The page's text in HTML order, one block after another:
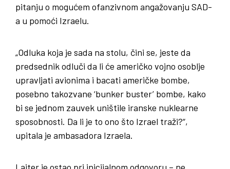
pitanju o mogućem ofanzivnom angažovanju SAD-
a u pomoći Izraelu.
„Odluka koja je sada na stolu, čini se, jeste da
predsednik odluči da li će američko vojno osoblje
upravljati avionima i bacati američke bombe,
posebno takozvane ‘bunker buster’ bombe, kako
bi se jednom zauvek uništile iranske nuklearne
sposobnosti. Da li je to ono što Izrael traži?“,
upitala je ambasadora Izraela.